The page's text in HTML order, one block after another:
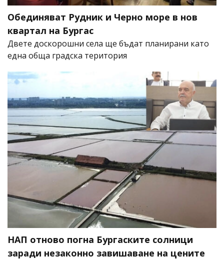
Обединяват Рудник и Черно море в нов
квартал на Бургас
Двете доскорошни села ще бъдат планирани като
една обща градска територия
НАП отново погна Бургаските солници
заради незаконно завишаване на цените